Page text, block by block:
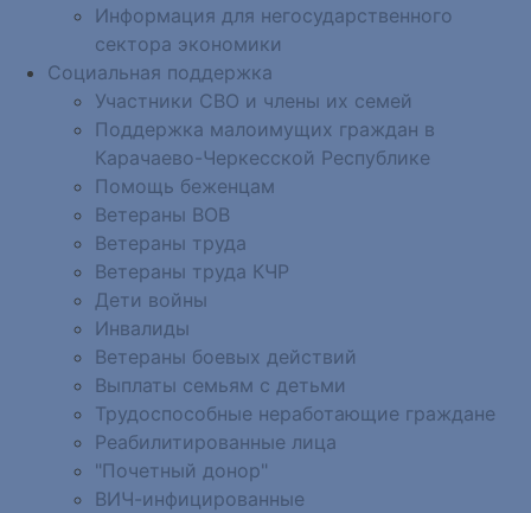
Информация для негосударственного
сектора экономики
Социальная поддержка
Участники СВО и члены их семей
Поддержка малоимущих граждан в
Карачаево-Черкесской Республике
Помощь беженцам
Ветераны ВОВ
Ветераны труда
Ветераны труда КЧР
Дети войны
Инвалиды
Ветераны боевых действий
Выплаты семьям с детьми
Трудоспособные неработающие граждане
Реабилитированные лица
"Почетный донор"
ВИЧ-инфицированные